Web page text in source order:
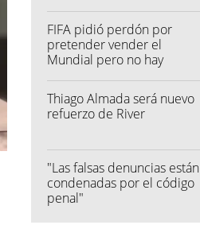
FIFA pidió perdón por
pretender vender el
Mundial pero no hay
Thiago Almada será nuevo
refuerzo de River
"Las falsas denuncias están
condenadas por el código
penal"